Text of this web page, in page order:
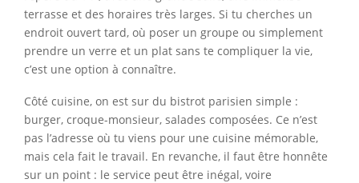
terrasse et des horaires très larges. Si tu cherches un
endroit ouvert tard, où poser un groupe ou simplement
prendre un verre et un plat sans te compliquer la vie,
c’est une option à connaître.
Côté cuisine, on est sur du bistrot parisien simple :
burger, croque-monsieur, salades composées. Ce n’est
pas l’adresse où tu viens pour une cuisine mémorable,
mais cela fait le travail. En revanche, il faut être honnête
sur un point : le service peut être inégal, voire